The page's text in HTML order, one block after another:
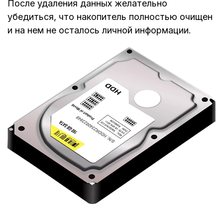
После удаления данных желательно
убедиться, что накопитель полностью очищен
и на нем не осталось личной информации.